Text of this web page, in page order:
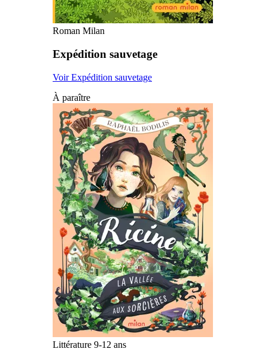
Roman Milan
Expédition sauvetage
Voir Expédition sauvetage
À paraître
Littérature 9-12 ans